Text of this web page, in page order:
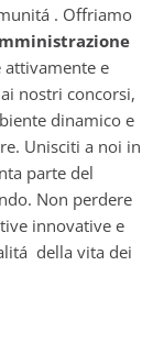
. Offriamo
e
nostri concorsi,
dinamico e
Unisciti a noi in
parte del
Non perdere
innovative e
della vita dei